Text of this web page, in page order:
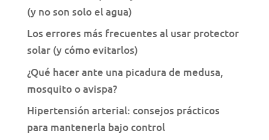
(y no son solo el agua)
Los errores más frecuentes al usar protector
solar (y cómo evitarlos)
¿Qué hacer ante una picadura de medusa,
mosquito o avispa?
Hipertensión arterial: consejos prácticos
para mantenerla bajo control